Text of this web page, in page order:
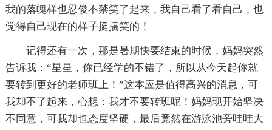
我的落魄样也忍俊不禁笑了起来，我自己看了看自己，也
觉得自己现在的样子挺搞笑的！
记得还有一次，那是暑期快要结束的时候，妈妈突然
告诉我：“星星，你已经学的不错了，所以从今天起你就
要转到更好的老师班上！”这本应是值得高兴的消息，可
我却不了起来，心想：我才不要转班呢！妈妈现开始坚决
不同意，可我却也态度坚硬，最后竟然在游泳池旁哇哇大